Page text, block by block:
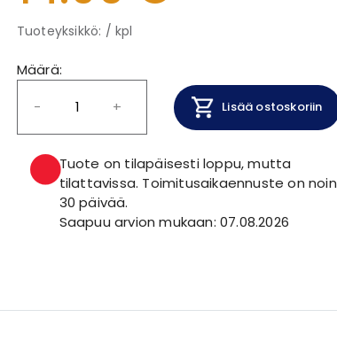
Tuoteyksikkö: / kpl
Määrä:
-
+ Lisää ostoskoriin
Tuote on tilapäisesti loppu, mutta
tilattavissa. Toimitusaikaennuste on noin
30 päivää.
Saapuu arvion mukaan: 07.08.2026